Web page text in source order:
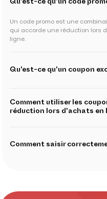
Qu'est-ce qu'un code
Un code promo est une
qui accorde une réduction lors
ligne.
Qu'est-ce qu'un coupon
Comment utiliser les
réduction lors d'achats en
Comment saisir